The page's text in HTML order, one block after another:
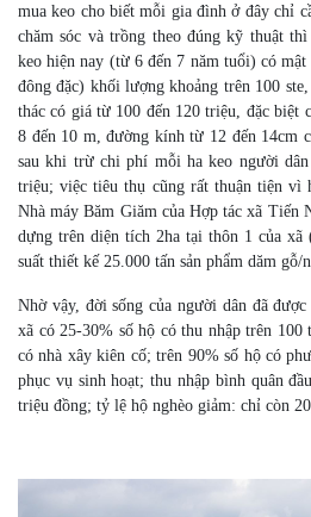
mua keo cho biết mỗi gia đình ở đây chỉ
chăm sóc và trồng theo đúng kỹ thuật
keo hiện nay (từ 6 đến 7 năm tuổi) có
đông đặc) khối lượng khoảng trên 100
thác có giá từ 100 đến 120 triệu, đặc biệt
8 đến 10 m, đường kính từ 12 đến 14cm
sau khi trừ chi phí mỗi ha keo người
triệu; việc tiêu thụ cũng rất thuận tiện vì
Nhà máy Băm Giăm của Hợp tác xã Tiến
dựng trên diện tích 2ha tại thôn 1 của
suất thiết kế 25.000 tấn sản phẩm dăm gỗ/
Nhờ vậy, đời sống của người dân đã
xã có 25-30% số hộ có thu nhập trên 100
có nhà xây kiên cố; trên 90% số hộ có
phục vụ sinh hoạt; thu nhập bình quân
triệu đồng; tỷ lệ hộ nghèo giảm: chỉ còn